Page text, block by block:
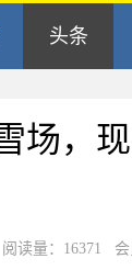
头条
场，
读量：16371 会